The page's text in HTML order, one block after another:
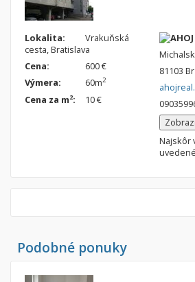
Lokalita:
Vrakuňská
cesta, Bratislava
Cena:
600 €
Výmera:
60m2
Cena za m2: 10 €
81103
Najskôr
Podobné ponuky